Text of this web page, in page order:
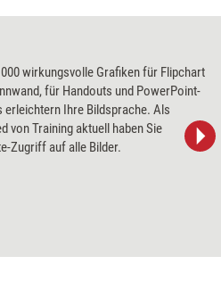
wirkungsvolle Grafiken für Flipchart
für Handouts und PowerPoint-
erleichtern Ihre Bildsprache. Als
von Training aktuell haben Sie
Zugriff auf alle Bilder.